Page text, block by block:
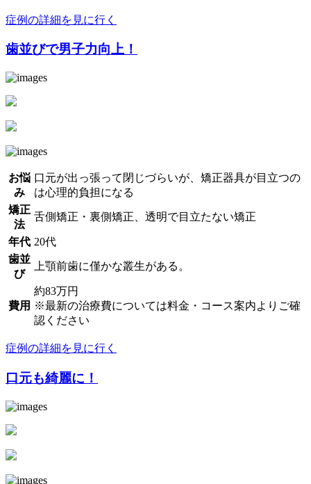
症例の詳細を見に行く
歯並びで男子力向上！
お悩
み
口元が出っ張って閉じづらいが、矯正器具が目立つの
は心理的負担になる
矯正
法
舌側矯正・裏側矯正、透明で目立たない矯正
年代 20代
歯並
び
上顎前歯に僅かな叢生がある。
費用
約83万円
※最新の治療費については料金・コース案内よりご確
認ください
症例の詳細を見に行く
口元も綺麗に！